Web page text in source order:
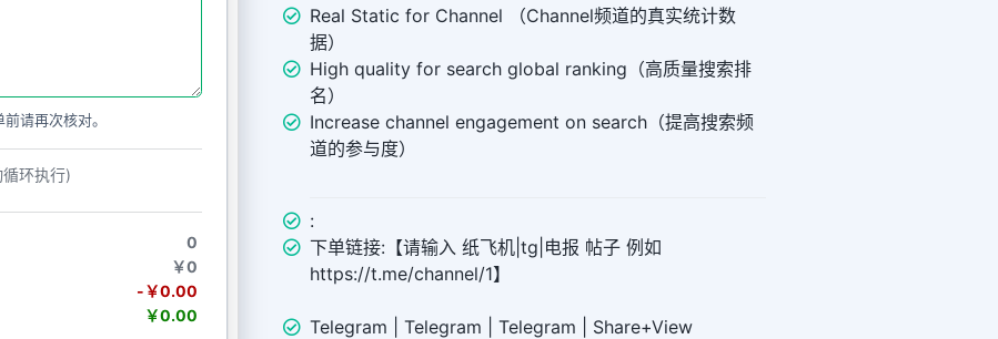
请再次核对。
环执行)
0
￥0
-￥0.00
￥0.00
Real Static for Channel （Channel频道的真实统计数
据）
High quality for search global ranking（高质量搜索排
名）
Increase channel engagement on search（提高搜索频
道的参与度）
:
下单链接:【请输入 纸飞机|tg|电报 帖子 例如
https://t.me/channel/1】
Telegram | Telegram | Telegram | Share+View